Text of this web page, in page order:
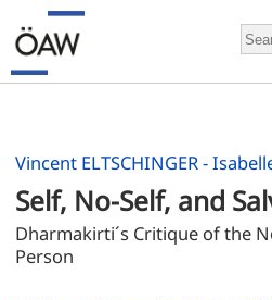
Vincent ELTSCHINGER -
Self, No-Self, and
Dharmakirti´s Critique of the
Person